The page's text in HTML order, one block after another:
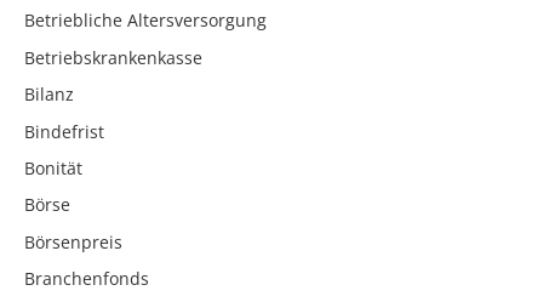
Betriebliche Altersversorgung
Betriebskrankenkasse
Bilanz
Bindefrist
Bonität
Börse
Börsenpreis
Branchenfonds